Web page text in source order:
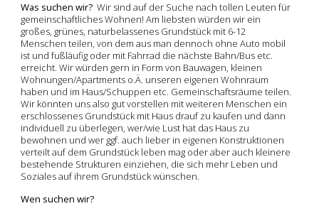
Was suchen wir? Wir sind auf der Suche nach tollen Leuten für
gemeinschaftliches Wohnen! Am liebsten würden wir ein
großes, grünes, naturbelassenes Grundstück mit 6-12
Menschen teilen, von dem aus man dennoch ohne Auto mobil
ist und fußläufig oder mit Fahrrad die nächste Bahn/Bus etc.
erreicht. Wir würden gern in Form von Bauwagen, kleinen
Wohnungen/Apartments o.Ä. unseren eigenen Wohnraum
haben und im Haus/Schuppen etc. Gemeinschaftsräume teilen.
Wir könnten uns also gut vorstellen mit weiteren Menschen ein
erschlossenes Grundstück mit Haus drauf zu kaufen und dann
individuell zu überlegen, wer/wie Lust hat das Haus zu
bewohnen und wer ggf. auch lieber in eigenen Konstruktionen
verteilt auf dem Grundstück leben mag oder aber auch kleinere
bestehende Strukturen einziehen, die sich mehr Leben und
Soziales auf ihrem Grundstück wünschen.
Wen suchen wir?